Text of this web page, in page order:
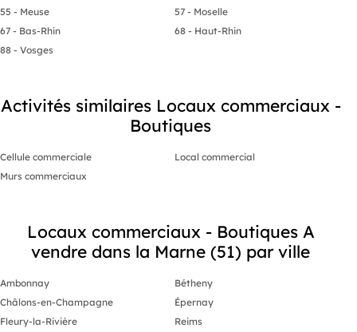
55 - Meuse
57 - Moselle
67 - Bas-Rhin
68 - Haut-Rhin
88 - Vosges
Activités similaires Locaux commerciaux -
Boutiques
Cellule commerciale
Local commercial
Murs commerciaux
Locaux commerciaux - Boutiques A
vendre dans la Marne (51) par ville
Ambonnay
Bétheny
Châlons-en-Champagne
Épernay
Fleury-la-Rivière
Reims